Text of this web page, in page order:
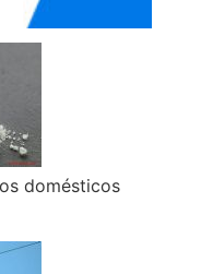
domésticos